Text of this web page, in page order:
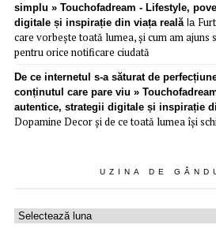
simplu » Touchofadream - Lifestyle,
digitale și inspirație din viața realăla
care vorbește toată lumea, și cum am ajuns
pentru orice notificare ciudată
De ce internetul s-a săturat de
conținutul care pare viu »
autentice, strategii digitale și inspirație
Dopamine Decor și de ce toată lumea își
UZINA DE
Uzina